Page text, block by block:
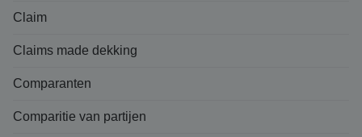
Claim
Claims made dekking
Comparanten
Comparitie van partijen